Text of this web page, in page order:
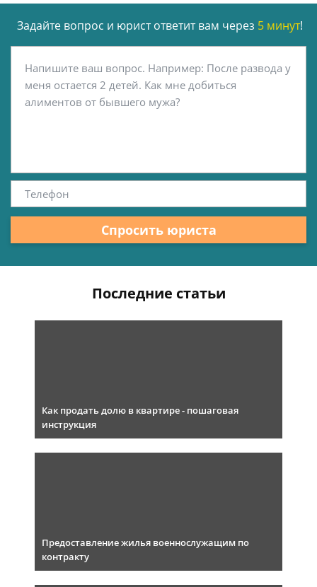
Задайте вопрос и юрист ответит вам через 5 минут!
Спросить юриста
Последние статьи
Как продать долю в квартире - пошаговая
инструкция
Предоставление жилья военнослужащим по
контракту